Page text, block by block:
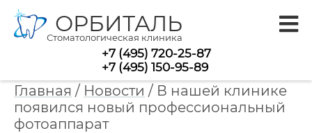
ОРБИТАЛЬ
Стоматологическая клиника
+7 (495) 720-25-87
+7 (495) 150-95-89
Главная / Новости / В нашей клинике
появился новый профессиональный
фотоаппарат